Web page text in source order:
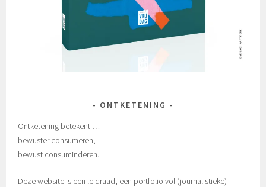
ONTKETENING
Ontketening betekent …
bewuster consumeren,
bewust consuminderen.
Deze website is een leidraad, een portfolio vol (journalistieke)